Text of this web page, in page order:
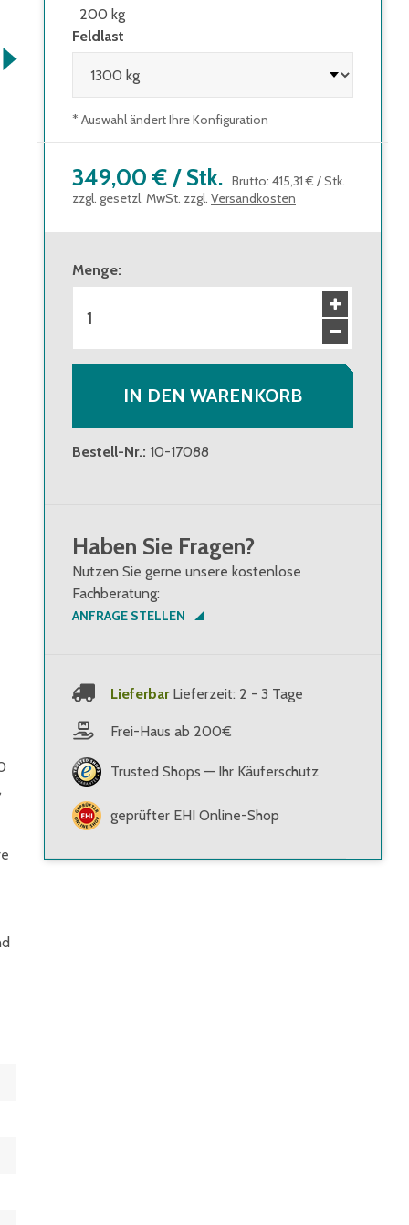
200 kg
Feldlast
* Auswahl ändert Ihre Konfiguration
349,00 € / Stk. Brutto: 415,31 € /Stk.
zzgl. gesetzl. MwSt. zzgl. Versandkosten
Menge:
IN DEN WARENKORB
Bestell-Nr.: 10-17088
Haben Sie Fragen?
Nutzen Sie gerne unsere kostenlose
Fachberatung:
ANFRAGE STELLEN
Lieferbar Lieferzeit: 2 - 3 Tage
Frei-Haus ab 200€
Trusted Shops — Ihr Käuferschutz
geprüfter EHI Online-Shop